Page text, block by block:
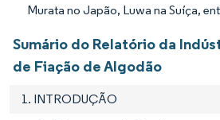
Murata no Japão, Luwa na Suíça,
Sumário do Relatório da
de Fiação de Algodão
1. INTRODUÇÃO